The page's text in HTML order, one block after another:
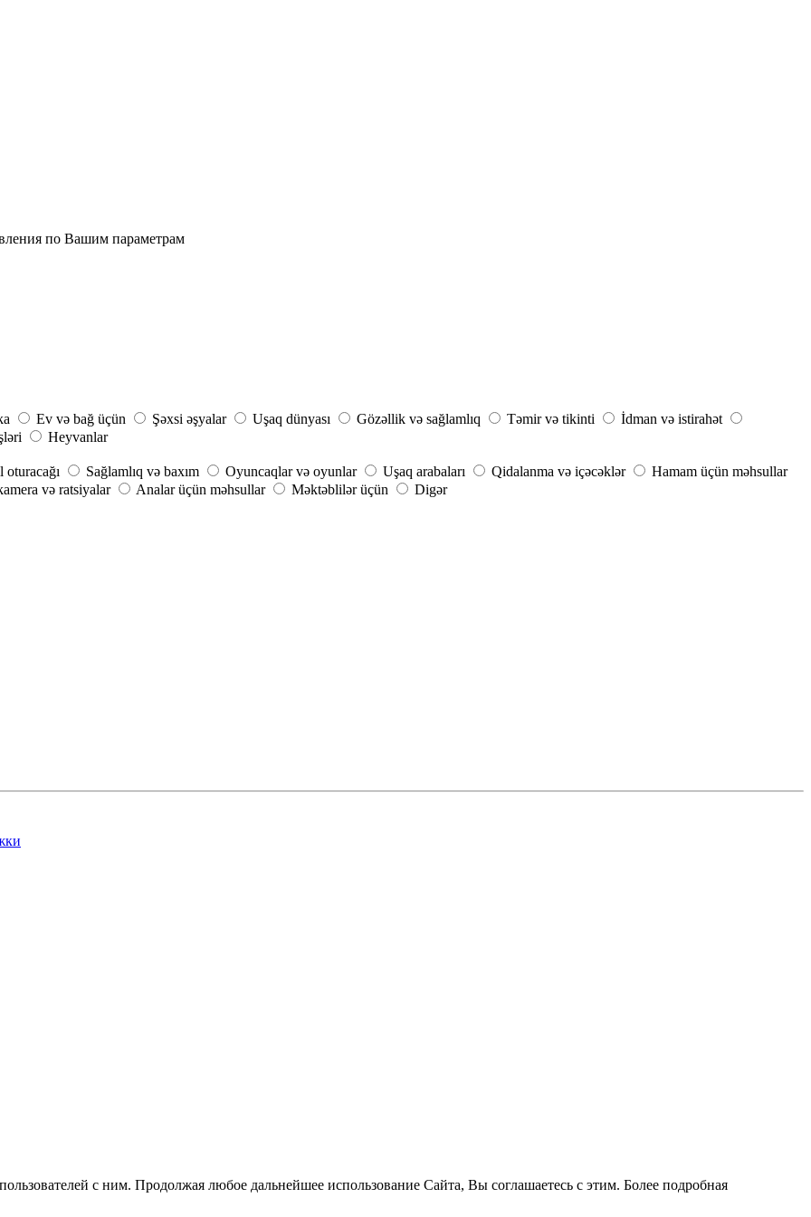
по Вашим параметрам
Ev və bağ üçün Şəxsi əşyalar Uşaq dünyası Gözəllik və sağlamlıq Təmir və tikinti
İdman və istirahət
Heyvanlar
Sağlamlıq və baxım Oyuncaqlar və oyunlar Uşaq arabaları Qidalanma və içəcəklər
Hamam üçün məhsullar
və ratsiyalar
Analar üçün məhsullar Məktəblilər üçün Digər
с ним. Продолжая любое дальнейшее использование Сайта, Вы соглашаетесь с этим. Более подробная